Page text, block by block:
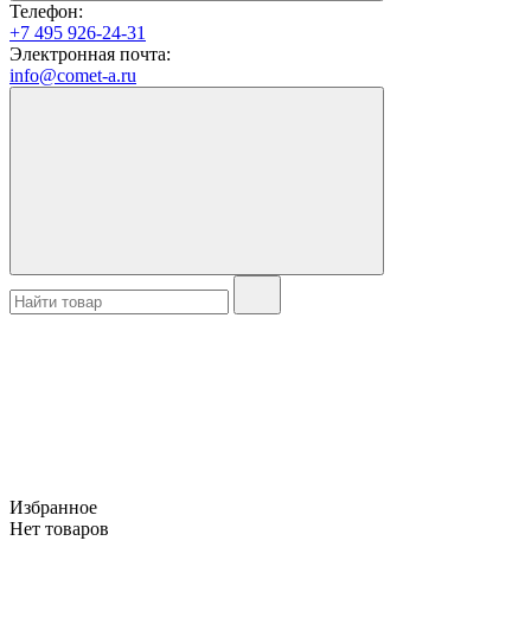
Телефон:
+7 495 926-24-31
Электронная почта:
info@comet-a.ru
Избранное
Нет товаров